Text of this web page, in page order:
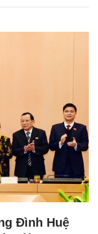
Đình Huệ